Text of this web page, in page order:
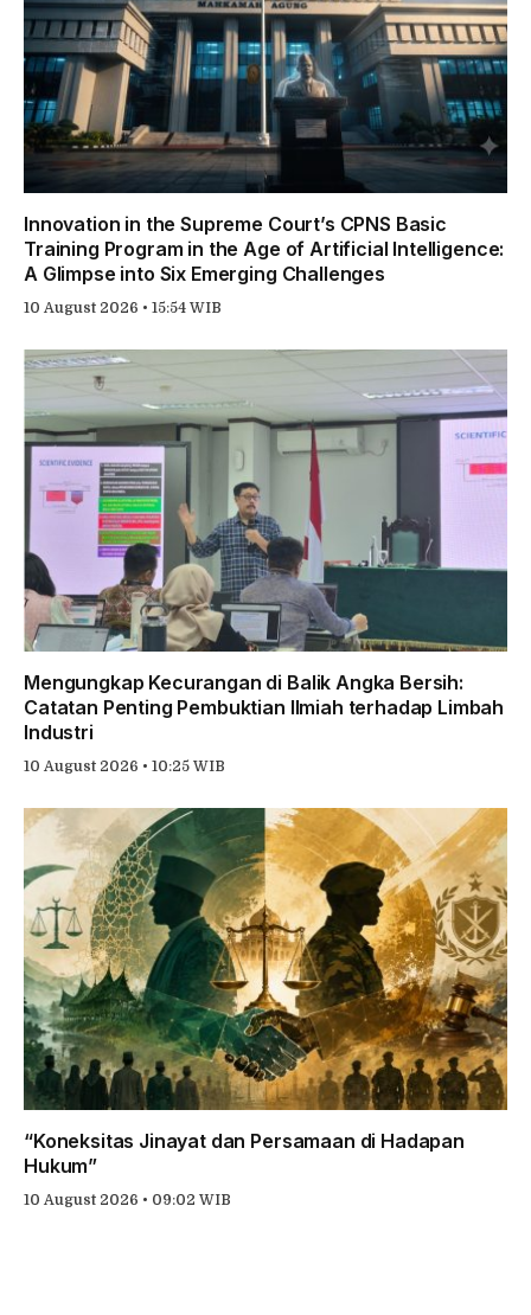
Innovation in the Supreme Court’s CPNS Basic
Training Program in the Age of Artificial Intelligence:
A Glimpse into Six Emerging Challenges
10 August 2026 • 15:54 WIB
Mengungkap Kecurangan di Balik Angka Bersih:
Catatan Penting Pembuktian Ilmiah terhadap Limbah
Industri
10 August 2026 • 10:25 WIB
“Koneksitas Jinayat dan Persamaan di Hadapan
Hukum”
10 August 2026 • 09:02 WIB